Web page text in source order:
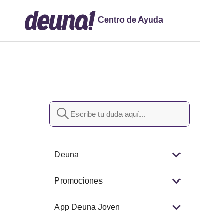
Centro de Ayuda
Búsqueda
Deuna
Promociones
App Deuna Joven